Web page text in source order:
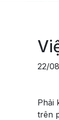
22/
Phải
trên